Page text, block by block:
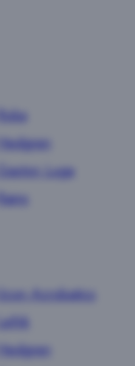
Roka
Hedgren
Gaston Luga
Rains
Ucon Acrobatics
Lefrik
Hedgren